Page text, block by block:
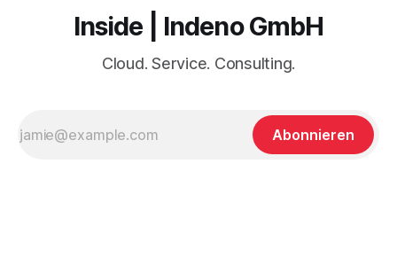
Inside | Indeno GmbH
Cloud. Service. Consulting.
Abonnieren